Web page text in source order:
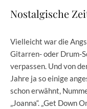
Nostalgische
Vielleicht war die
Gitarren- oder Drum-
verpassen. Und von
Jahre ja so einige
schon erwähnt,
„Joanna“. „Get Down